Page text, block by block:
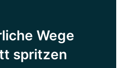
Wege
spritzen